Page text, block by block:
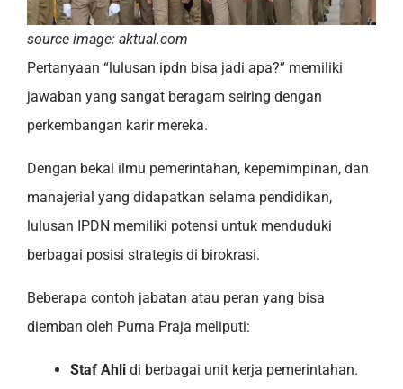
source image: aktual.com
Pertanyaan “lulusan ipdn bisa jadi apa?” memiliki
jawaban yang sangat beragam seiring dengan
perkembangan karir mereka.
Dengan bekal ilmu pemerintahan, kepemimpinan, dan
manajerial yang didapatkan selama pendidikan,
lulusan IPDN memiliki potensi untuk menduduki
berbagai posisi strategis di birokrasi.
Beberapa contoh jabatan atau peran yang bisa
diemban oleh Purna Praja meliputi:
Staf Ahli di berbagai unit kerja pemerintahan.